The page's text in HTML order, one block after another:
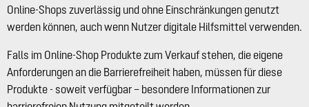
Online-Shops zuverlässig und ohne Einschränkungen genutzt
werden können, auch wenn Nutzer digitale Hilfsmittel verwenden.
Falls im Online-Shop Produkte zum Verkauf stehen, die eigene
Anforderungen an die Barrierefreiheit haben, müssen für diese
Produkte - soweit verfügbar – besondere Informationen zur